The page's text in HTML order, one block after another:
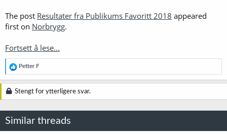
The post Resultater fra Publikums Favoritt 2018 appeared
first on Norbrygg.
Fortsett å lese...
R
e
a
k
n
e
Petter F
Stengt for ytterligere svar.
Similar threads